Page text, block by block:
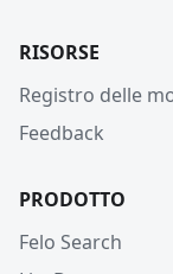
RISORSE
Registro delle
Feedback
PRODOTTO
Felo Search